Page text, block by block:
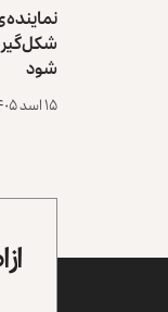
شود
۱۵ اسد ۱۴۰۵ - ۶ آگست ۲۰۲۶